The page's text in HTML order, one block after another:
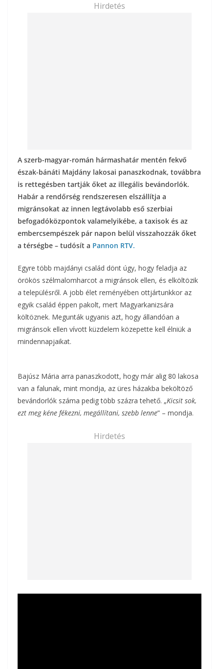
l m
Hirdetés
A szerb-magyar-román hármashatár mentén fekvő
észak-bánáti Majdány lakosai panaszkodnak, továbbra
is rettegésben tartják őket az illegális bevándorlók.
Habár a rendőrség rendszeresen elszállítja a
migránsokat az innen legtávolabb eső szerbiai
befogadóközpontok valamelyikébe, a taxisok és az
embercsempészek pár napon belül visszahozzák őket
a térségbe – tudósít a Pannon RTV.
Egyre több majdányi család dönt úgy, hogy feladja az
örökös szélmalomharcot a migránsok ellen, és elköltözik
a településről. A jobb élet reményében ottjártunkkor az
egyik család éppen pakolt, mert Magyarkanizsára
költöznek. Megunták ugyanis azt, hogy állandóan a
migránsok ellen vívott küzdelem közepette kell élniük a
mindennapjaikat.
Bajúsz Mária arra panaszkodott, hogy már alig 80 lakosa
van a falunak, mint mondja, az üres házakba beköltöző
bevándorlók száma pedig több százra tehető. „Kicsit sok,
ezt meg kéne fékezni, megállítani, szebb lenne” – mondja.
Hirdetés